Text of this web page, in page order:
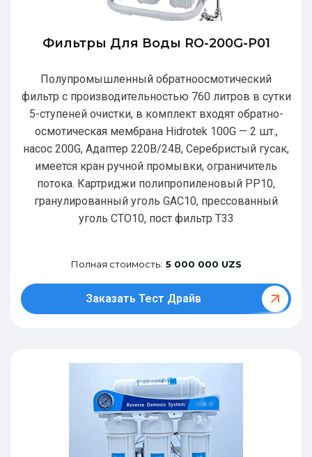
Фильтры Для Воды RO-200G-P01
Полупромышленный обратноосмотический
фильтр с производительностью 760 литров в сутки
5-ступеней очистки, в комплект входят обратно-
осмотическая мембрана Hidrotek 100G — 2 шт.,
насос 200G, Адаптер 220В/24В, Серебристый гусак,
имеется кран ручной промывки, ограничитель
потока. Картриджи полипропиленовый РР10,
гранулированный уголь GAC10, прессованный
уголь CTO10, пост фильтр T33
Полная стоимость: 5 000 000 UZS
Заказать Тест Драйв